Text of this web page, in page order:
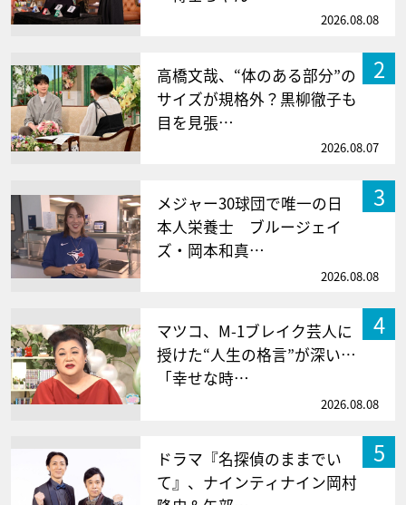
2026.08.08
2
高橋文哉、“体のある部分”の
サイズが規格外？黒柳徹子も
目を見張…
2026.08.07
3
メジャー30球団で唯一の日
本人栄養士 ブルージェイ
ズ・岡本和真…
2026.08.08
4
マツコ、M-1ブレイク芸人に
授けた“人生の格言”が深い…
「幸せな時…
2026.08.08
5
ドラマ『名探偵のままでい
て』、ナインティナイン岡村